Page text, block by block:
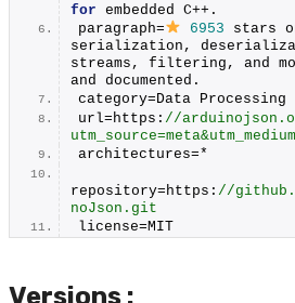
for embedded C++.
paragraph=
6953 stars
serialization,
streams, filtering, and
and documented.
category=Data Processing
url=https: //
architectures=*
repository=https: //
noJson.git
license=MIT
Versions :